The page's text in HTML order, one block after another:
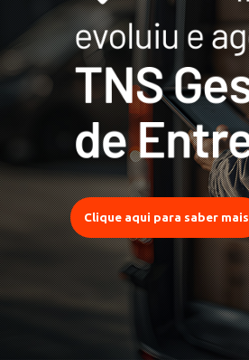
Clique aqui para saber mais